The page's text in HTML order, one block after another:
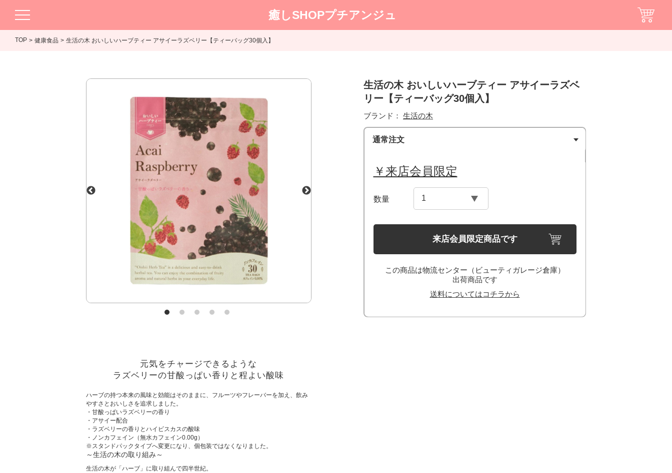
癒しSHOPプチアンジュ
TOP 健康食品 生活の木 おいしいハーブティー アサイーラズベリー【ティーバッグ30個入】
生活の木 おいしいハーブティー アサイーラズベ
リー【ティーバッグ30個入】
ブランド： 生活の木
通常注文
￥来店会員限定
数量
来店会員限定商品です
この商品は物流センター（ビューティガレージ倉庫）
出荷商品です
送料についてはコチラから
元気をチャージできるような
ラズベリーの甘酸っぱい香りと程よい酸味
ハーブの持つ本来の風味と効能はそのままに、フルーツやフレーバーを加え、飲み
やすさとおいしさを追求しました。
・甘酸っぱいラズベリーの香り
・アサイー配合
・ラズベリーの香りとハイビスカスの酸味
・ノンカフェイン（無水カフェイン0.00g）
※スタンドパックタイプへ変更になり、個包装ではなくなりました。
～生活の木の取り組み～
生活の木が「ハーブ」に取り組んで四半世紀。